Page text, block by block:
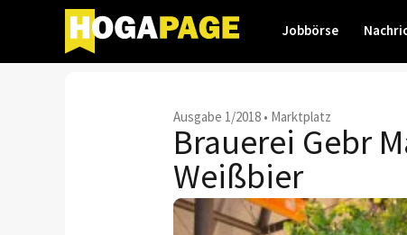
Jobbörse
Ausgabe 1/2018 • Marktplatz
Brauerei Gebr
Weißbier